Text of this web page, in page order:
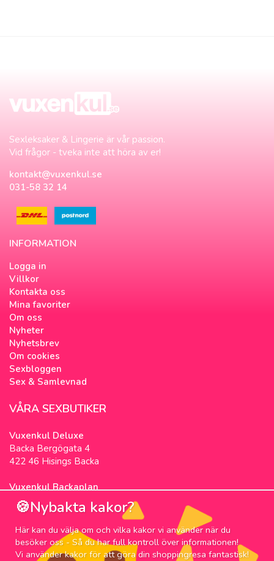
Sexleksaker & Lingerie är vår passion.
Vid frågor - tveka inte att höra av er!
kontakt@vuxenkul.se
031-58 32 14
INFORMATION
Logga in
Villkor
Kontakta oss
Mina favoriter
Om oss
Nyheter
Nyhetsbrev
Om cookies
Sexbloggen
Sex & Samlevnad
VÅRA SEXBUTIKER
Vuxenkul Deluxe
Backa Bergögata 4
422 46 Hisings Backa
Vuxenkul Backaplan
Färgfabriksgatan 3
417 05 Göteborg
NYHETSBREV
🍪Nybakta kakor?
Här kan du välja om och vilka kakor vi använder när du
besöker oss - Så du har full kontroll över informationen!
Vi använder kakor för att göra din shoppingresa fantastisk!